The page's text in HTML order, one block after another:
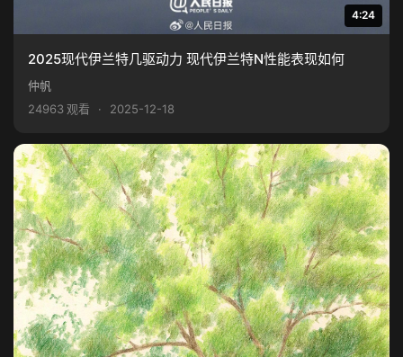
4:24
2025现代伊兰特几驱动力 现代伊兰特N性能表现如何
仲帆
24963 观看
· 2025-12-18